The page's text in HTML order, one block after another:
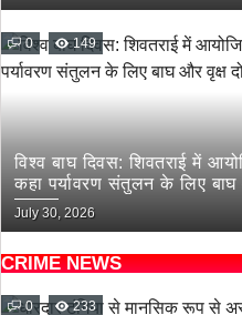
0 149
विश्व बाघ दिवस: शिवतराई में
कहा पर्यावरण संतुलन के लिए बाघ
July 30, 2026
CRIME NEWS
0 233